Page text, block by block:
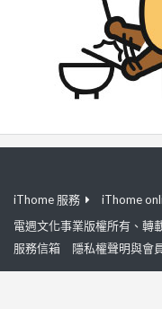
iThome 服務 iThome
電週文化事業版權所有、
服務信箱
隱私權聲明與會